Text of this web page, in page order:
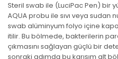
Steril swab ile (LuciPac Pen) bir
AQUA probu ile sıvı veya sudan
swab alüminyum folyo içine
itilir. Bu bölmede, bakterilerin
çıkmasını sağlayan güçlü bir
sonraki adımda bu karışım alt